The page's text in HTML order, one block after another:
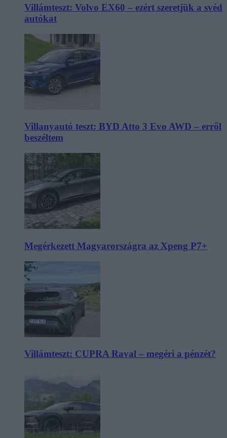
Villámteszt: Volvo EX60 – ezért szeretjük a svéd
autókat
Villanyautó teszt: BYD Atto 3 Evo AWD – erről
beszéltem
Megérkezett Magyarországra az Xpeng P7+
Villámteszt: CUPRA Raval – megéri a pénzét?